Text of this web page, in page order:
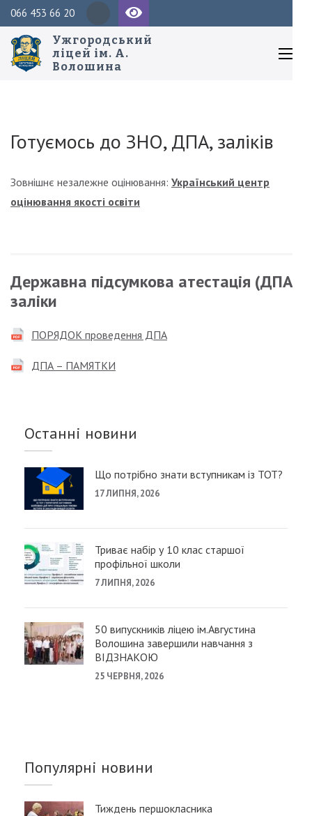
Перейти
до
вмісту
(натисніть
066 453 66 20
Ужгородський
ліцей ім. А.
Волошина
Готуємось до ЗНО, ДПА, заліків
Зовнішнє незалежне оцінювання: Український центр
оцінювання якості освіти
Державна підсумкова атестація (ДПА),
заліки
ПОРЯДОК проведення ДПА
ДПА – ПАМЯТКИ
Останні новини
Що потрібно знати вступникам із ТОТ?
17 ЛИПНЯ, 2026
Триває набір у 10 клас старшої
профільної школи
7 ЛИПНЯ, 2026
50 випускників ліцею ім.Августина
Волошина завершили навчання з
ВІДЗНАКОЮ
25 ЧЕРВНЯ, 2026
Популярні новини
Тиждень першокласника